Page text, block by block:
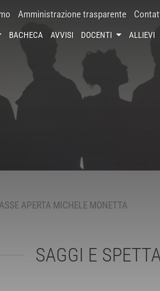
Amministrazione trasparente
BACHECA AVVISI DOCENTI ALLIEVI
APERTA MICHELE MONETTA
SAGGI E